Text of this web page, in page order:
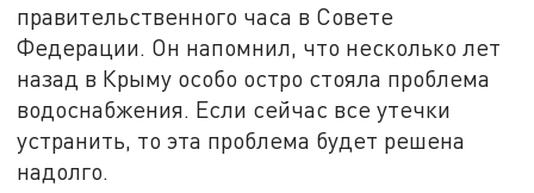
правительственного часа в Совете
Федерации. Он напомнил, что несколько лет
назад в Крыму особо остро стояла проблема
водоснабжения. Если сейчас все утечки
устранить, то эта проблема будет решена
надолго.